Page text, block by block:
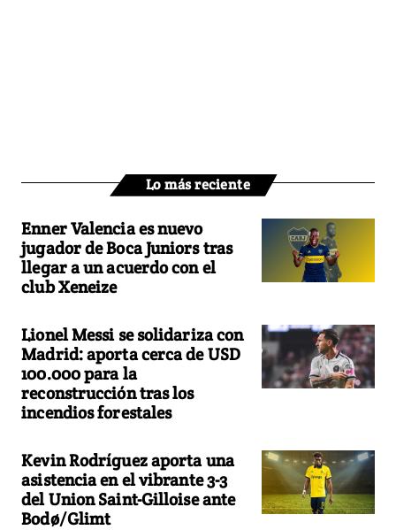
Lo más reciente
Enner Valencia es nuevo
jugador de Boca Juniors tras
llegar a un acuerdo con el
club Xeneize
Lionel Messi se solidariza con
Madrid: aporta cerca de USD
100.000 para la
reconstrucción tras los
incendios forestales
Kevin Rodríguez aporta una
asistencia en el vibrante 3-3
del Union Saint-Gilloise ante
Bodø/Glimt